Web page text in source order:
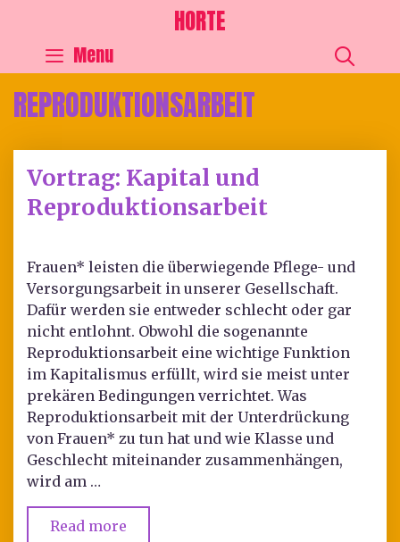
HORTE
Menu
REPRODUKTIONSARBEIT
Vortrag: Kapital und
Reproduktionsarbeit
Frauen* leisten die überwiegende Pflege- und
Versorgungsarbeit in unserer Gesellschaft.
Dafür werden sie entweder schlecht oder gar
nicht entlohnt. Obwohl die sogenannte
Reproduktionsarbeit eine wichtige Funktion
im Kapitalismus erfüllt, wird sie meist unter
prekären Bedingungen verrichtet. Was
Reproduktionsarbeit mit der Unterdrückung
von Frauen* zu tun hat und wie Klasse und
Geschlecht miteinander zusammenhängen,
wird am …
Read more